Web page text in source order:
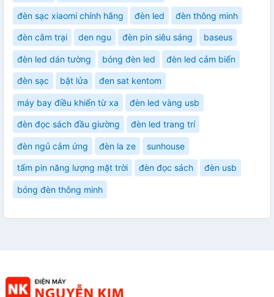
đèn sạc xiaomi chính hãng đèn led đèn thông minh
đèn cắm trại den ngu đèn pin siêu sáng baseus
đèn led dán tường bóng đèn led đèn led cảm biến
đèn sạc bật lửa đen sat kentom
máy bay điều khiển từ xa đèn led vàng usb
đèn đọc sách đầu giường đèn led trang trí
đèn ngủ cảm ứng đèn la ze sunhouse
tấm pin năng lượng mặt trời đèn đọc sách đèn usb
bóng đèn thông minh